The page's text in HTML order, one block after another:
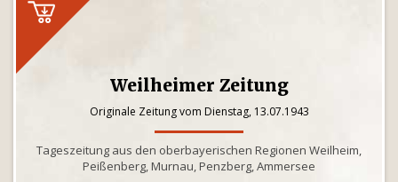
Weilheimer Zeitung
Originale Zeitung vom Dienstag, 13.07.1943
Tageszeitung aus den oberbayerischen Regionen Weilheim,
Peißenberg, Murnau, Penzberg, Ammersee